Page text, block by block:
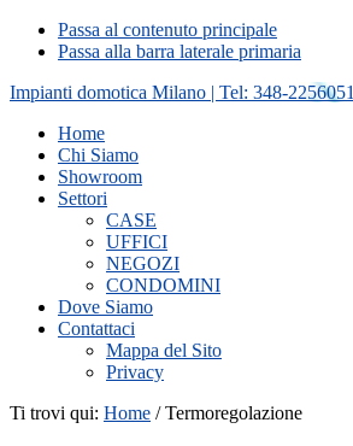
Passa al contenuto principale
Passa alla barra laterale primaria
Impianti domotica Milano | Tel: 348-2256051
Home
Chi Siamo
Showroom
Settori
CASE
UFFICI
NEGOZI
CONDOMINI
Dove Siamo
Contattaci
Mappa del Sito
Privacy
Ti trovi qui: Home /Termoregolazione